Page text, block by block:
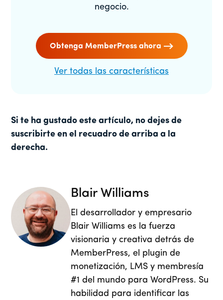
negocio.
Obtenga MemberPress ahora
Ver todas las características
Si te ha gustado este artículo, no dejes de
suscribirte en el recuadro de arriba a la
derecha.
Blair Williams
El desarrollador y empresario
Blair Williams es la fuerza
visionaria y creativa detrás de
MemberPress, el plugin de
monetización, LMS y membresía
#1 del mundo para WordPress. Su
habilidad para identificar las